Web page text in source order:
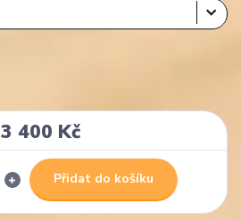
3 400 Kč
Přidat do košíku